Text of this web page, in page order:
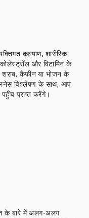
कल्याण, शारीरिक
और विटामिन के
शराब, कैफीन या भोजन के
विश्लेषण के साथ, आप
पहुँच प्राप्त करेंगे।
के बारे में अलग-अलग